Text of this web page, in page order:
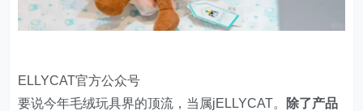
ELLYCAT官方公众号
要说今年毛绒玩具界的顶流，当属jELLYCAT。
除了产品